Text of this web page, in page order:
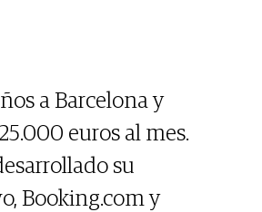
a Barcelona y
euros al mes.
su
Booking.com y